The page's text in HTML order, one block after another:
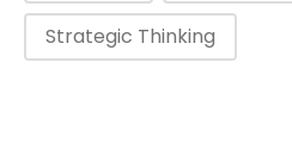
Strategic Thinking